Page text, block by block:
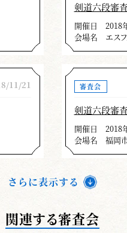
す」
を目指して頂きた
っているだけで、そ
、基本をしっかりと
願い寸評に替えさせて
剣道六段審査
開催日
2018
会場名
エス
11/21 審査会
剣道六段審査
開催日
2018
会場名
福岡
さらに表示する
関連する審査会